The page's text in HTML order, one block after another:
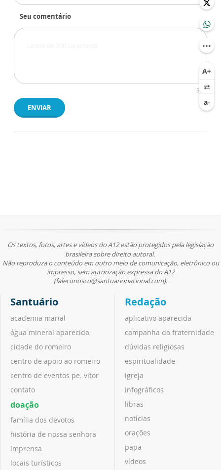
Seu comentário
500
ENVIAR
Os textos, fotos, artes e vídeos do A12 estão protegidos pela legislação
brasileira sobre direito autoral.
Não reproduza o conteúdo em outro meio de comunicação, eletrônico ou
impresso, sem autorização expressa do A12
(faleconosco@santuarionacional.com).
Santuário
academia marial
água mineral aparecida
cidade do romeiro
centro de apoio ao romeiro
centro de eventos pe. vitor
contato
doação
família dos devotos
história de nossa senhora
imprensa
locais turísticos
Redação
aplicativo aparecida
campanha da fraternidade
dúvidas religiosas
espiritualidade
igreja
infográficos
libras
notícias
orações
papa
vídeos